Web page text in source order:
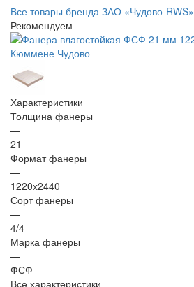
Все товары бренда ЗАО «Чудово-RWS»
Рекомендуем
Характеристики
Толщина фанеры
—
21
Формат фанеры
—
1220х2440
Сорт фанеры
—
4/4
Марка фанеры
—
ФСФ
Все характеристики